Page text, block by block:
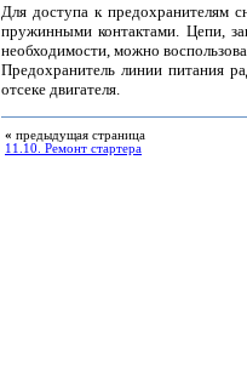
Для доступа к предохранителям
пружинными контактами. Цепи,
необходимости, можно
Предохранитель линии питания
отсеке двигателя.
« предыдущая страница
11.10. Ремонт стартера